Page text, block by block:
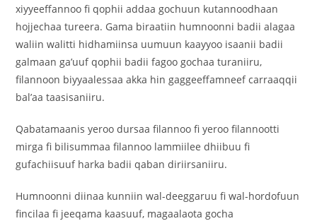
xiyyeeffannoo fi qophii addaa gochuun kutannoodhaan
hojjechaa tureera. Gama biraatiin humnoonni badii alagaa
waliin walitti hidhamiinsa uumuun kaayyoo isaanii badii
galmaan ga’uuf qophii badii fagoo gochaa turaniiru,
filannoon biyyaalessaa akka hin gaggeeffamneef carraaqqii
bal’aa taasisaniiru.
Qabatamaanis yeroo dursaa filannoo fi yeroo filannootti
mirga fi bilisummaa filannoo lammiilee dhiibuu fi
gufachiisuuf harka badii qaban diriirsaniiru.
Humnoonni diinaa kunniin wal-deeggaruu fi wal-hordofuun
fincilaa fi jeeqama kaasuuf, magaalaota gocha